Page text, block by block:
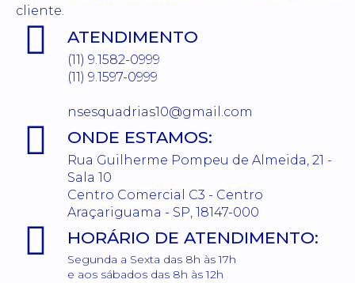
cliente.
ATENDIMENTO
(11) 9.1582-0999
(11) 9.1597-0999
nsesquadrias10@gmail.com
ONDE ESTAMOS:
Rua Guilherme Pompeu de Almeida, 21 -
Sala 10
Centro Comercial C3 - Centro
Araçariguama - SP, 18147-000
HORÁRIO DE ATENDIMENTO:
Segunda a Sexta das 8h às 17h
e aos sábados das 8h às 12h